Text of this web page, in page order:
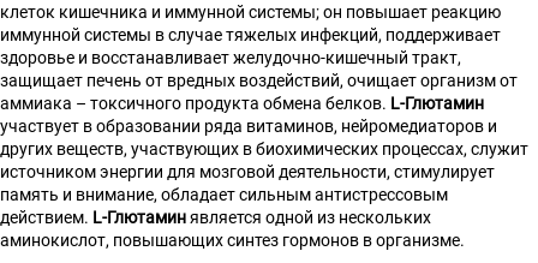
клеток кишечника и иммунной системы; он повышает реакцию
иммунной системы в случае тяжелых инфекций, поддерживает
здоровье и восстанавливает желудочно-кишечный тракт,
защищает печень от вредных воздействий, очищает организм от
аммиака – токсичного продукта обмена белков. L-Глютамин
участвует в образовании ряда витаминов, нейромедиаторов и
других веществ, участвующих в биохимических процессах, служит
источником энергии для мозговой деятельности, стимулирует
память и внимание, обладает сильным антистрессовым
действием. L-Глютаминявляется одной из нескольких
аминокислот, повышающих синтез гормонов в организме.